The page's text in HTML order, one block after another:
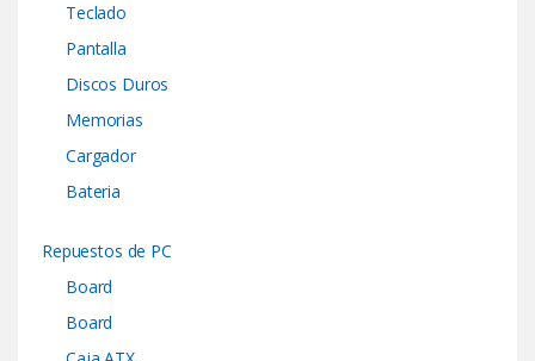
Teclado
Pantalla
Discos Duros
Memorias
Cargador
Bateria
Repuestos de PC
Board
Board